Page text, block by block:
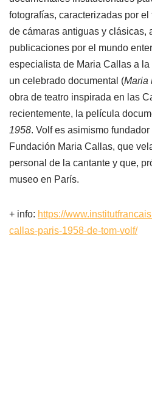
fotografías, caracterizadas por
de cámaras antiguas y clásicas,
publicaciones por el mundo
especialista de Maria Callas a
un celebrado documental (Maria
obra de teatro inspirada en las
recientemente, la película
1958. Volf es asimismo
Fundación Maria Callas, que
personal de la cantante y que,
museo en París.
+ info: https://
callas-paris-1958-de-tom-volf/